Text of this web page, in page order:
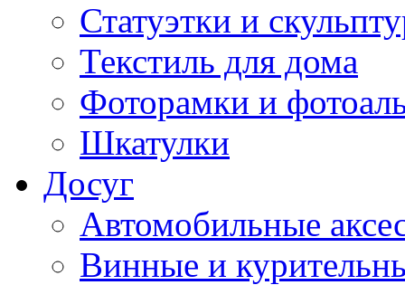
Статуэтки и
Текстиль для дома
Фоторамки и
Шкатулки
Досуг
Автомобильные
Винные и